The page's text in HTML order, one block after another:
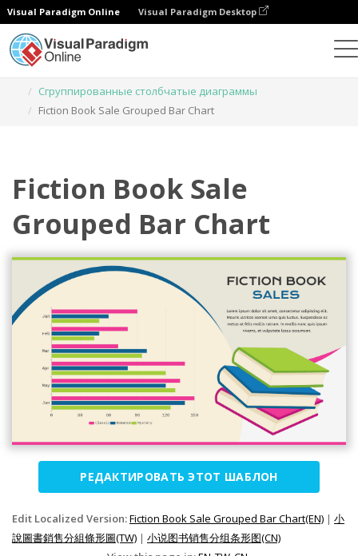
Visual Paradigm Online Visual Paradigm Desktop
Сгруппированные столбчатые диаграммы
Fiction Book Sale Grouped Bar Chart
Fiction Book Sale
Grouped Bar Chart
РЕДАКТИРОВАТЬ ЭТОТ ШАБЛОН
Edit Localized Version:Fiction Book Sale Grouped Bar Chart(EN) | 小
說圖書銷售分組條形圖(TW) | 小说图书销售分组条形图(CN)